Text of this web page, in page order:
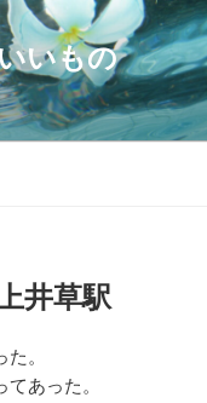
いもの
井草駅
。
あった。